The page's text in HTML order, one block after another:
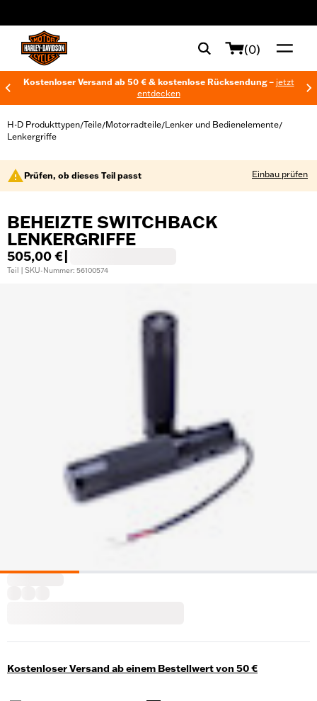
(0)
Kostenloser Versand ab 50 € & kostenlose Rücksendung – jetzt
entdecken
H-D Produkttypen/Teile/Motorradteile/Lenker und Bedienelemente/
Lenkergriffe
Prüfen, ob dieses Teil passt Einbau prüfen
BEHEIZTE SWITCHBACK
LENKERGRIFFE
505,00 €
Teil | SKU-Nummer: 56100574
Kostenloser Versand ab einem Bestellwert von 50 €